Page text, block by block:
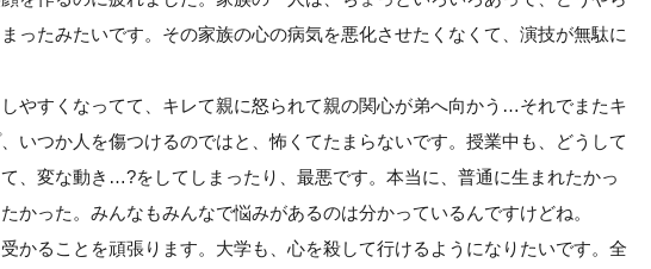
ったみたいです。その家族の心の病気を悪化させたくなくて、演技が無駄に
やすくなってて、キレて親に怒られて親の関心が弟へ向かう…それでまたキ
いつか人を傷つけるのではと、怖くてたまらないです。授業中も、どうして
、変な動き…?をしてしまったり、最悪です。本当に、普通に生まれたかっ
かった。みんなもみんなで悩みがあるのは分かっているんですけどね。
かることを頑張ります。大学も、心を殺して行けるようになりたいです。全